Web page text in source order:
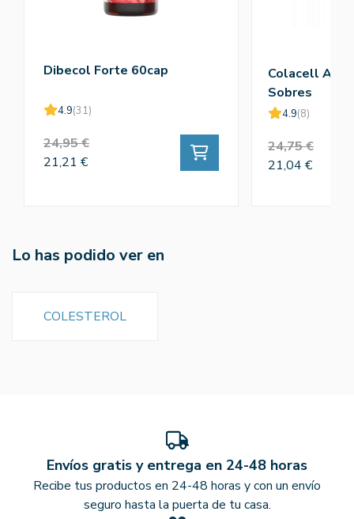
Dibecol Forte 60cap
4.9(31)
24,95 €
21,21 €
Colacell
Sobres
4.9(8)
24,75 €
21,04 €
Lo has podido ver en
COLESTEROL
Envíos gratis y entrega en 24-48 horas
Recibe tus productos en 24-48 horas y con un envío
seguro hasta la puerta de tu casa.